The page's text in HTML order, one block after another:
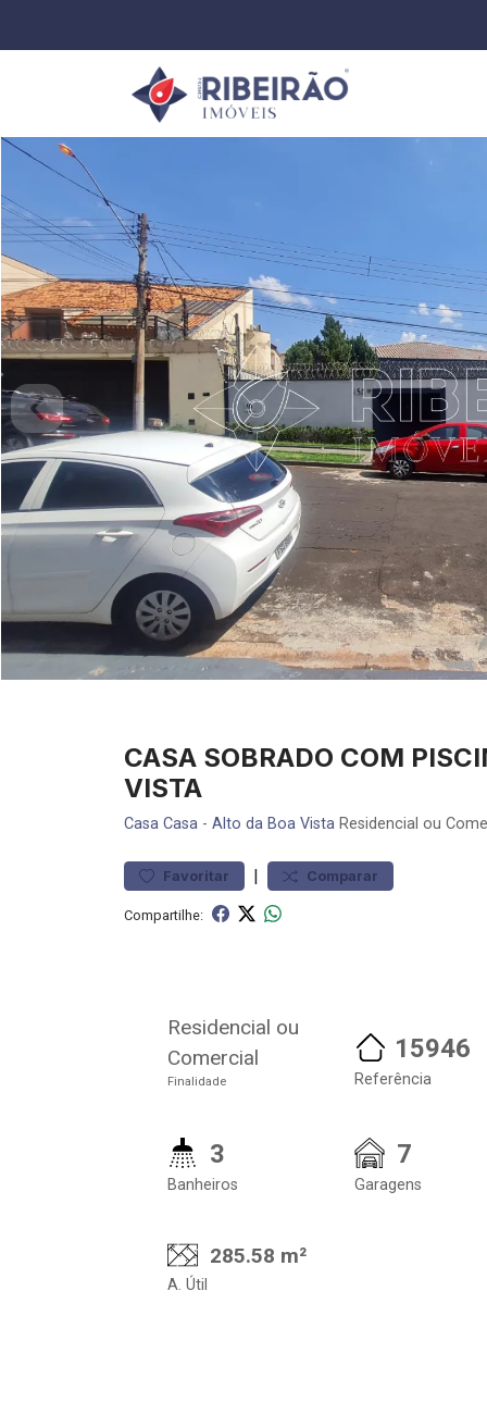
CASA SOBRADO COM
VISTA
Casa Casa - Alto da Boa Vista Residencial ou
Favoritar | Comparar
Compartilhe:
Residencial ou
Comercial
Finalidade
15946
Referência
3
Banheiros
7
Garagens
285.58 m²
A. Útil